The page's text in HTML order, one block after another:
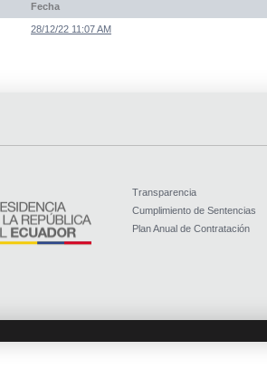
Fecha
28/12/22 11:07 AM
Transparencia
Cumplimiento de Sentencias
Plan Anual de Contratación